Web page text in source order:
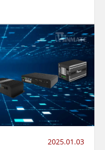
2025.01.03